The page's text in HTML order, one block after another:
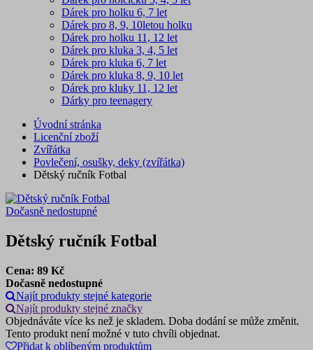
Dárek pro holku 6, 7 let
Dárek pro 8, 9, 10letou holku
Dárek pro holku 11, 12 let
Dárek pro kluka 3, 4, 5 let
Dárek pro kluka 6, 7 let
Dárek pro kluka 8, 9, 10 let
Dárek pro kluky 11, 12 let
Dárky pro teenagery
Úvodní stránka
Licenční zboží
Zvířátka
Povlečení, osušky, deky (zvířátka)
Dětský ručník Fotbal
Dočasně nedostupné
Dětský ručník Fotbal
Cena: 89 Kč
Dočasně nedostupné
Najít produkty stejné kategorie
Najít produkty stejné značky
Objednáváte více ks než je skladem. Doba dodání se může změnit.
Tento produkt není možné v tuto chvíli objednat.
Přidat k oblíbeným produktům